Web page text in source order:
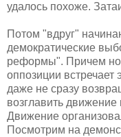
удалось похоже.
Потом "вдруг"
демократические
реформы". Причем
оппозиции встречает
даже не сразу
возглавить
Движение
Посмотрим на